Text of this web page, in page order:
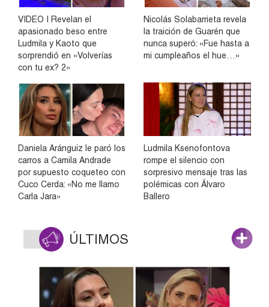
VIDEO | Revelan el
apasionado beso entre
Ludmila y Kaoto que
sorprendió en «Volverías
con tu ex? 2»
Nicolás Solabarrieta revela
la traición de Guarén que
nunca superó: «Fue hasta a
mi cumpleaños el hue…»
Daniela Aránguiz le paró los
carros a Camila Andrade
por supuesto coqueteo con
Cuco Cerda: «No me llamo
Carla Jara»
Ludmila Ksenofontova
rompe el silencio con
sorpresivo mensaje tras las
polémicas con Álvaro
Ballero
ÚLTIMOS